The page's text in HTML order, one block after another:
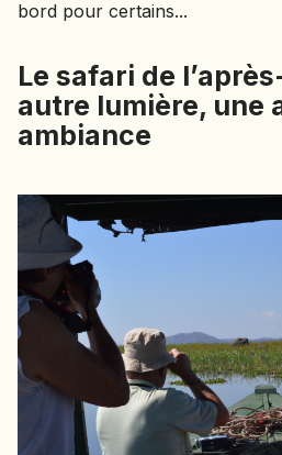
bord pour certains...
Le safari de
autre lumière, une
ambiance